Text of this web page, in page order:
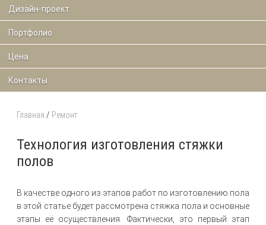
Дизайн-проект
Портфолио
Цена
Контакты
Главная / Ремонт
Технология изготовления стяжки
полов
В качестве одного из этапов работ по изготовлению пола
в этой статье будет рассмотрена стяжка пола и основные
этапы её осуществления. Фактически, это первый этап